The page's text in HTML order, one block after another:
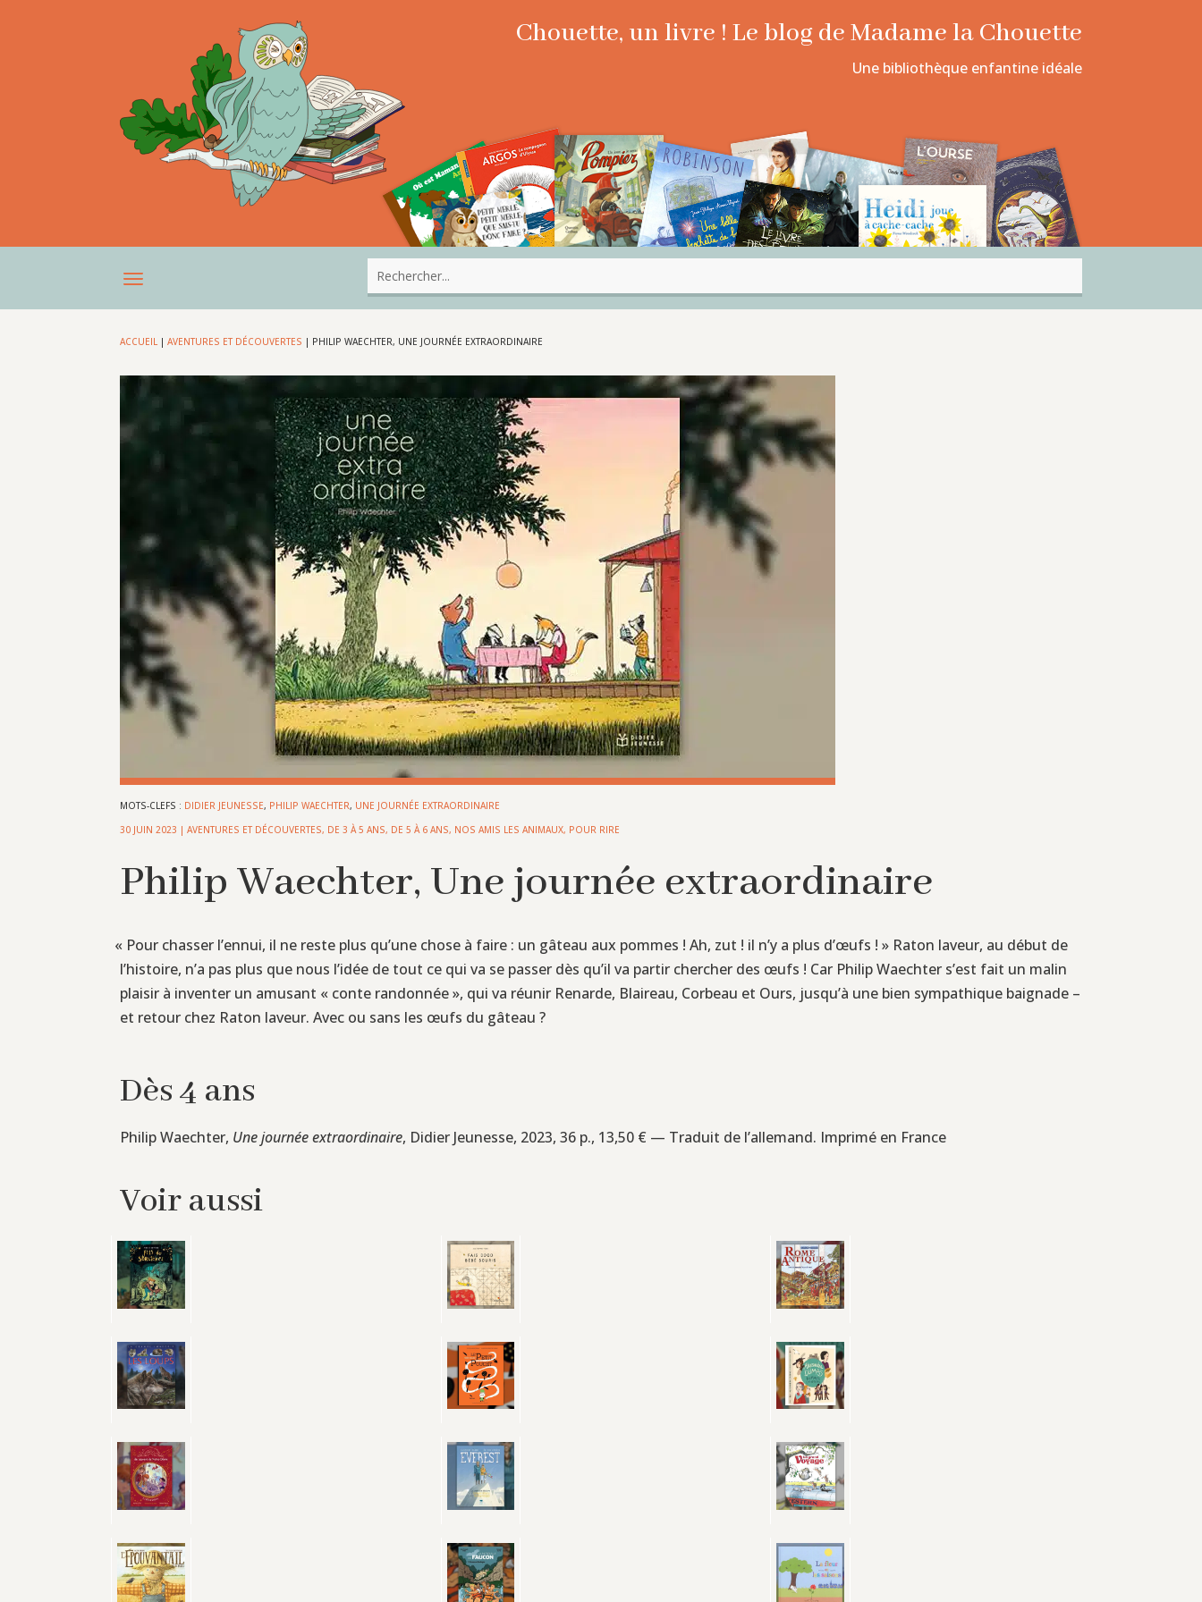
Chouette, un livre ! Le blog de Madame la Chouette
Une bibliothèque enfantine idéale
ACCUEIL |AVENTURES ET DÉCOUVERTES | PHILIP WAECHTER, UNE JOURNÉE EXTRAORDINAIRE
MOTS-CLEFS : DIDIER JEUNESSE, PHILIP WAECHTER, UNE JOURNÉE EXTRAORDINAIRE
30 JUIN 2023 |AVENTURES ET DÉCOUVERTES, DE 3 À 5 ANS, DE 5 À 6 ANS, NOS AMIS LES ANIMAUX, POUR RIRE
Philip Waechter, Une journée extraordinaire
« Pour chasser l’ennui, il ne reste plus qu’une chose à faire : un gâteau aux pommes ! Ah, zut ! il n’y a plus d’œufs ! » Raton laveur, au début de
l’histoire, n’a pas plus que nous l’idée de tout ce qui va se passer dès qu’il va partir chercher des œufs ! Car Philip Waechter s’est fait un malin
plaisir à inventer un amusant « conte randonnée », qui va réunir Renarde, Blaireau, Corbeau et Ours, jusqu’à une bien sympathique baignade –
et retour chez Raton laveur. Avec ou sans les œufs du gâteau ?
Dès 4 ans
Philip Waechter, Une journée extraordinaire, Didier Jeunesse, 2023, 36 p., 13,50 € — Traduit de l’allemand. Imprimé en France
Voir aussi